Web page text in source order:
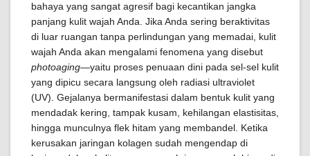
bahaya yang sangat agresif bagi kecantikan jangka
panjang kulit wajah Anda. Jika Anda sering beraktivitas
di luar ruangan tanpa perlindungan yang memadai, kulit
wajah Anda akan mengalami fenomena yang disebut
photoaging—yaitu proses penuaan dini pada sel-sel kulit
yang dipicu secara langsung oleh radiasi ultraviolet
(UV). Gejalanya bermanifestasi dalam bentuk kulit yang
mendadak kering, tampak kusam, kehilangan elastisitas,
hingga munculnya flek hitam yang membandel. Ketika
kerusakan jaringan kolagen sudah mengendap di